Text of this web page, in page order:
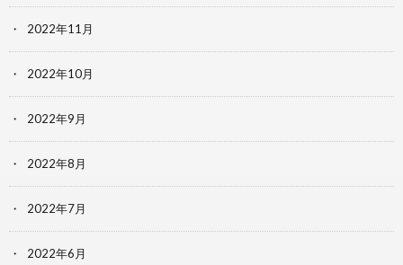
2022年11月
2022年10月
2022年9月
2022年8月
2022年7月
2022年6月